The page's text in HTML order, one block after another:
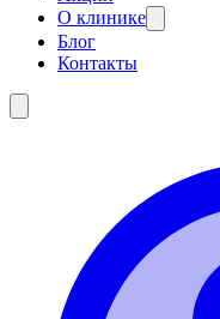
О клинике
Блог
Контакты